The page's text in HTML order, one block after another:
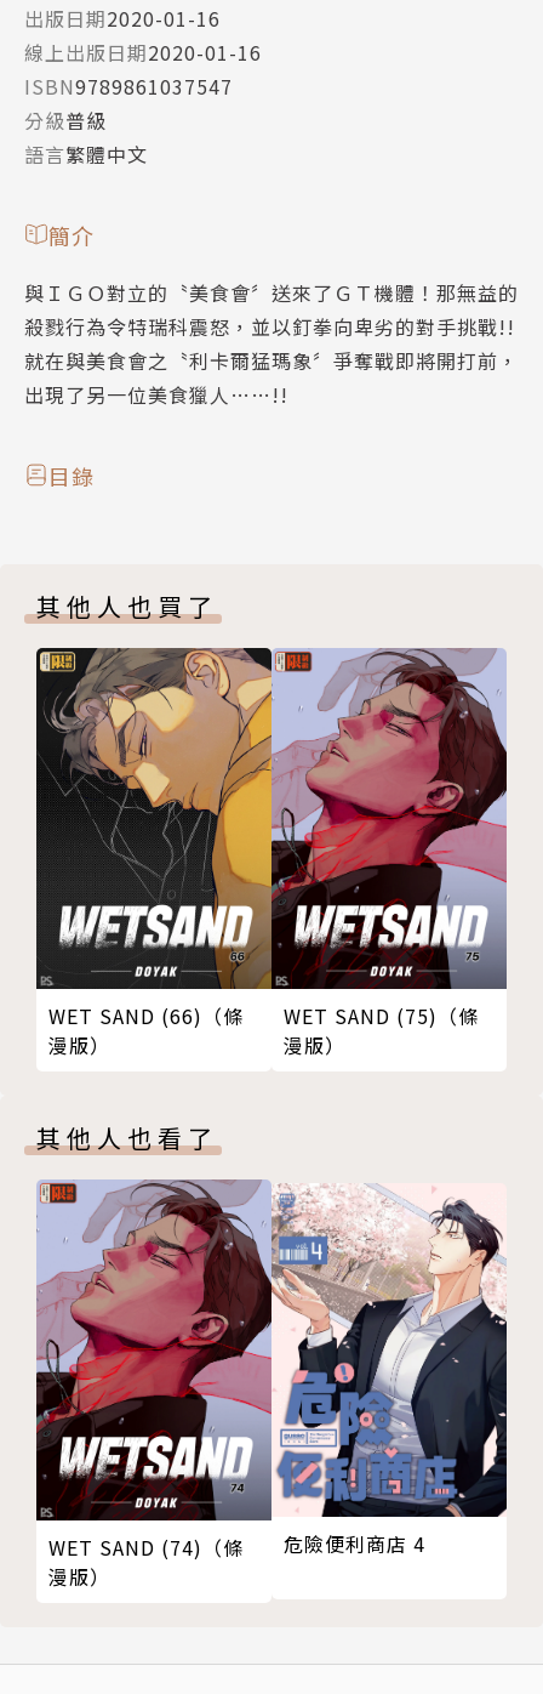
出版日期2020-01-16
線上出版日期2020-01-16
ISBN9789861037547
分級普級
語言繁體中文
簡介
與ＩＧＯ對立的〝美食會〞送來了ＧＴ機體！那無益的
殺戮行為令特瑞科震怒，並以釘拳向卑劣的對手挑戰!!
就在與美食會之〝利卡爾猛瑪象〞爭奪戰即將開打前，
出現了另一位美食獵人……!!
目錄
其他人也買了
WET SAND (66)（條
漫版）
WET SAND (75)（條
漫版）
其他人也看了
WET SAND (74)（條
漫版）
危險便利商店 4